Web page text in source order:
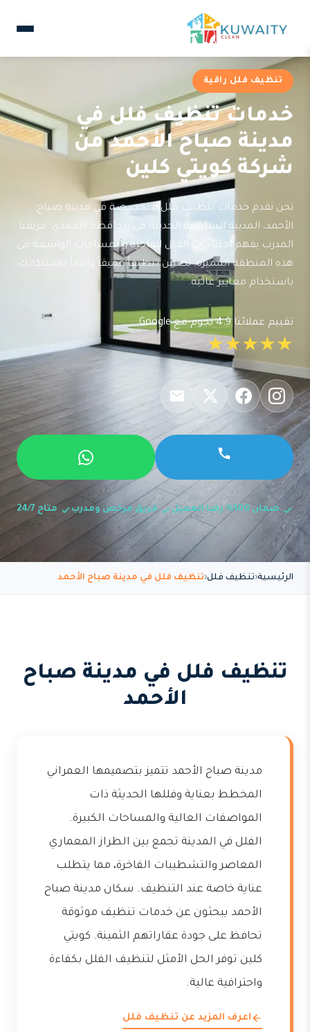
تنظيف فلل راقية
خدمات تنظيف فلل في
مدينة صباح الأحمد من
شركة كويتي كلين
نحن نقدم خدمات تنظيف فلل متخصصة في مدينة صباح
الأحمد، المدينة الساحلية الحديثة في محافظة الأحمدي. فريقنا
المدرب يفهم احتياجات الفلل الفاخرة والمساحات الواسعة في
هذه المنطقة المميزة. نضمن تنظيفاً عميقاً وآماناً لممتلكاتك
باستخدام معايير عالية.
تقييم عملائنا 4.9 نجوم مع Google
★★★★★
ضمان 100% رضا العميل فريق مرخص ومدرب متاح 24/7
الرئيسية تنظيف فلل تنظيف فلل في مدينة صباح الأحمد
تنظيف فلل في مدينة صباح
الأحمد
مدينة صباح الأحمد تتميز بتصميمها العمراني
المخطط بعناية وفللها الحديثة ذات
المواصفات العالية والمساحات الكبيرة.
الفلل في المدينة تجمع بين الطراز المعماري
المعاصر والتشطيبات الفاخرة، مما يتطلب
عناية خاصة عند التنظيف. سكان مدينة صباح
الأحمد يبحثون عن خدمات تنظيف موثوقة
تحافظ على جودة عقاراتهم الثمينة. كويتي
كلين توفر الحل الأمثل لتنظيف الفلل بكفاءة
واحترافية عالية.
اعرف المزيد عن تنظيف فلل